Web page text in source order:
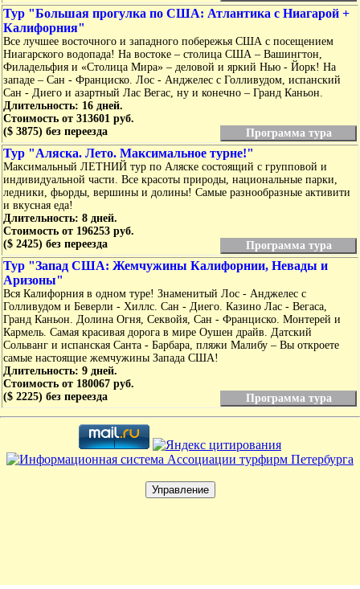
Тур "Большая прогулка по США: Атлантика с Ниагарой +
Калифорния"
Все лучшее восточного и западного побережья США с посещением
Ниагарского водопада! На востоке – столица США – Вашингтон,
Филадельфия и «Столица Мира» – деловой и яркий Нью - Йорк! На
западе – Сан - Франциско. Лос - Анджелес с Голливудом, испанский
Сан - Диего и азартный Лас Вегас, ну и конечно – Гранд Каньон.
Длительность: 16 дней.
Стоимость от 313601 руб.
($ 3875) без переезда
Программа тура
Тур "Аляска. Лето. Максимальное турне!"
Максимальный ЛЕТНИЙ тур по Аляске состоящий с групповой и
индивидуальной части. Все красоты природы, национальные парки,
ледники, фьорды, вершины и долины! Самые разнообразные активити
и вкусная еда!
Длительность: 8 дней.
Стоимость от 196253 руб.
($ 2425) без переезда
Программа тура
Тур "Запад США: Жемчужины Калифорнии, Невады и
Аризоны"
Вся Калифорния в одном туре! Знаменитый Лос - Анджелес с
Голливудом и Беверли - Хиллс. Сан - Диего. Казино Лас - Вегаса,
Гранд Каньон. Долина Огня, Секвойя, Сан - Франциско. Монтерей и
Кармель. Самая красивая дорога в мире Оушен драйв. Датский
Сольванг и испанская Санта - Барбара, пляжи Малибу – Вы откроете
самые настоящие жемчужины Запада США!
Длительность: 9 дней.
Стоимость от 180067 руб.
($ 2225) без переезда
Программа тура